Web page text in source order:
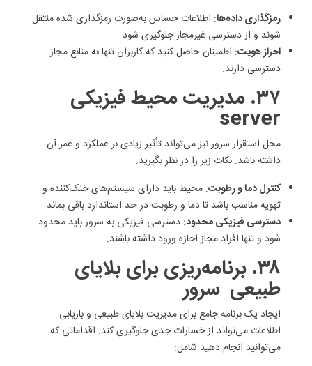
رمزگذاری داده‌ها: اطلاعات حساس به‌صورت رمزگذاری شده منتقل
شوند و از دسترسی غیرمجاز جلوگیری شود.
احراز هویت: اطمینان حاصل کنید که کاربران تنها به منابع مجاز
دسترسی دارند.
۳۷. مدیریت محیط فیزیکی
server
محل استقرار سرور نیز می‌تواند تأثیر زیادی بر عملکرد و عمر آن
داشته باشد. نکات زیر را در نظر بگیرید:
کنترل دما و رطوبت: محیط باید دارای سیستم‌های خنک‌کننده و
تهویه مناسب باشد تا دما و رطوبت در حد استاندارد باقی بماند.
دسترسی فیزیکی محدود: دسترسی فیزیکی به سرور باید محدود
شود و تنها افراد مجاز اجازه ورود داشته باشند.
۳۸. برنامه‌ریزی برای بلایای
طبیعی سرور
ایجاد یک برنامه جامع برای مدیریت بلایای طبیعی و بازیابی
اطلاعات می‌تواند از خسارات جدی جلوگیری کند. اقداماتی که
می‌توانید انجام دهید شامل: